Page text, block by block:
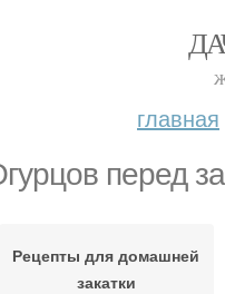
главная
перед
Рецепты для домашней
закатки